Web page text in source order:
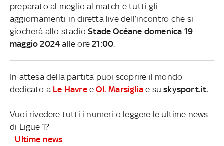
preparato al meglio al match e tutti gli
aggiornamenti in diretta live dell’incontro che si
giocherà allo stadioStade Océane domenica 19
maggio 2024 alle ore21:00
In attesa della partita puoi scoprire il mondo
dedicato a Le HavreeOl. Marsiglia e suskysport.it.
Vuoi rivedere tutti i numeri o leggere le ultime news
di Ligue 1?
- Ultime news